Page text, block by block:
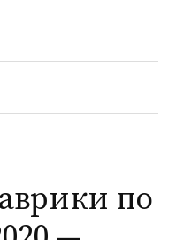
Найти:
по